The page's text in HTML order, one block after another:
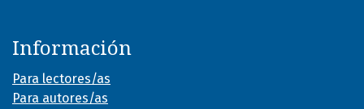
Información
Para lectores/as
Para autores/as